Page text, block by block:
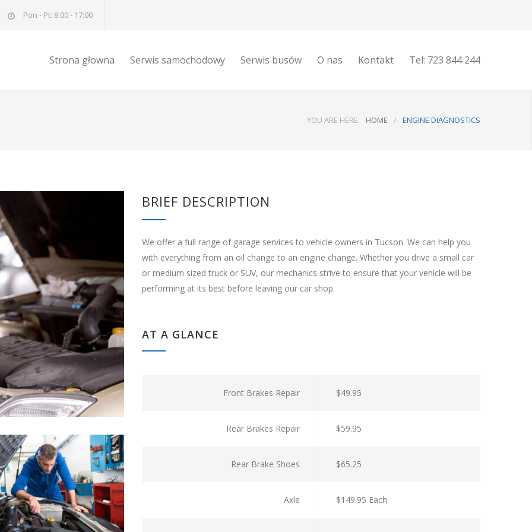
Pon - Pt: 8:00 - 17:00
Strona głowna Serwis samochodowy Serwis busów O nas Kontakt Tel: 723 844 244
YOU ARE HERE: HOME / ENGINE DIAGNOSTICS
BRIEF DESCRIPTION
We offer a full range of garage services to vehicle owners in Tucson. We can help you
with everything from an oil change to an engine change. Whether you drive a small car
or medium sized truck or SUV, our mechanics strive to ensure that your vehicle will be
performing at its best before leaving our car shop.
AT A GLANCE
Front Brakes Repair $49.95
Rear Brakes Repair $59.95
Rear Brake Shoes $65.25
Axle $149.95 Each